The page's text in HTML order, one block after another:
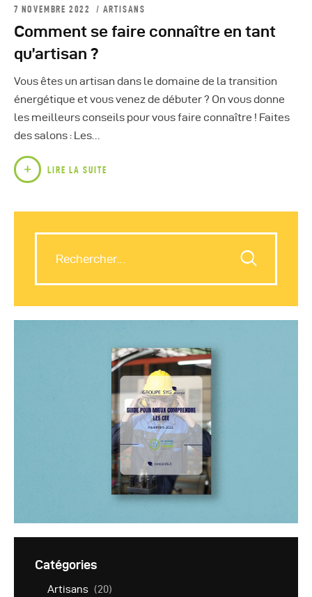
7 NOVEMBRE 2022 ARTISANS
Comment se faire connaître en tant
qu’artisan ?
Vous êtes un artisan dans le domaine de la transition
énergétique et vous venez de débuter ? On vous donne
les meilleurs conseils pour vous faire connaître ! Faites
des salons : Les…
LIRE LA SUITE
Catégories
Artisans (20)